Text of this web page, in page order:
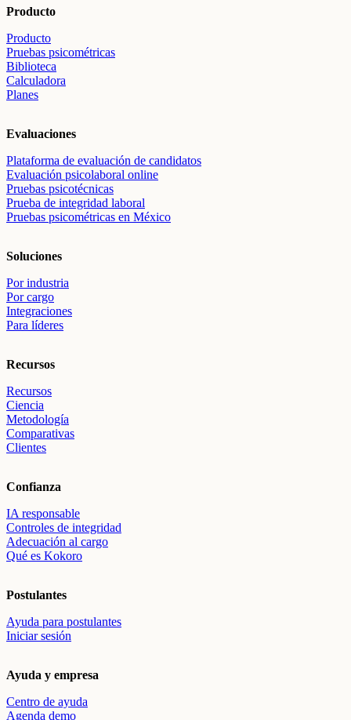
Producto
Producto
Pruebas psicométricas
Biblioteca
Calculadora
Planes
Evaluaciones
Plataforma de evaluación de candidatos
Evaluación psicolaboral online
Pruebas psicotécnicas
Prueba de integridad laboral
Pruebas psicométricas en México
Soluciones
Por industria
Por cargo
Integraciones
Para líderes
Recursos
Recursos
Ciencia
Metodología
Comparativas
Clientes
Confianza
IA responsable
Controles de integridad
Adecuación al cargo
Qué es Kokoro
Postulantes
Ayuda para postulantes
Iniciar sesión
Ayuda y empresa
Centro de ayuda
Agenda demo